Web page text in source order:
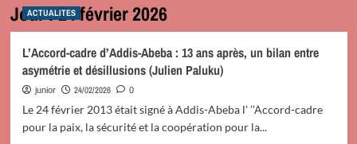
Jour :24 février 2026
ACTUALITES
L’Accord-cadre d’Addis-Abeba : 13 ans après, un bilan entre
asymétrie et désillusions (Julien Paluku)
junior 24/02/2026 0
Le 24 février 2013 était signé à Addis-Abeba l' ’’Accord-cadre
pour la paix, la sécurité et la coopération pour la...